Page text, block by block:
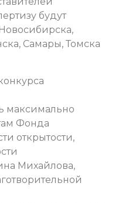
будут
Самары, Томска
максимально
Фонда
открытости,
Михайлова,